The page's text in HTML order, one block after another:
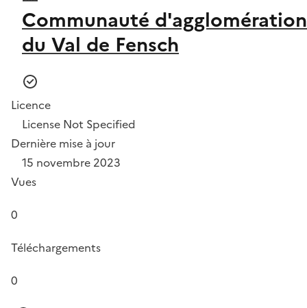
Communauté d'agglomération
du Val de Fensch
Licence
License Not Specified
Dernière mise à jour
15 novembre 2023
Vues
0
Téléchargements
0